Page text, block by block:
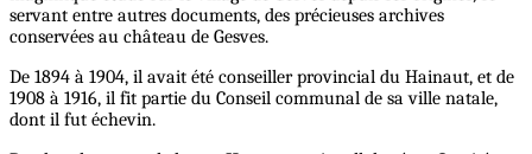
servant entre autres documents, des précieuses archives
conservées au château de Gesves.
De 1894 à 1904, il avait été conseiller provincial du Hainaut, et de
1908 à 1916, il fit partie du Conseil communal de sa ville natale,
dont il fut échevin.